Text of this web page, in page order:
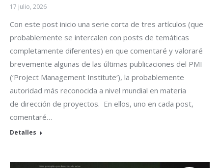
17 julio, 2026
Con este post inicio una serie corta de tres artículos (que
probablemente se intercalen con posts de temáticas
completamente diferentes) en que comentaré y valoraré
brevemente algunas de las últimas publicaciones del PMI
(‘Project Management Institute‘), la probablemente
autoridad más reconocida a nivel mundial en materia
de dirección de proyectos. En ellos, uno en cada post,
comentaré…
Detalles